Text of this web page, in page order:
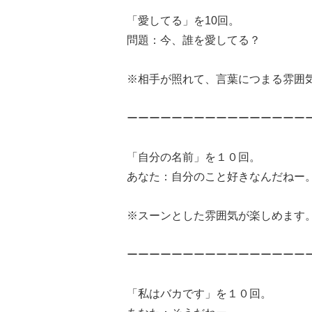
「愛してる」を10回。
問題：今、誰を愛してる？
※相手が照れて、言葉につまる雰囲
ーーーーーーーーーーーーーーーー
「自分の名前」を１０回。
あなた：自分のこと好きなんだねー。
※スーンとした雰囲気が楽しめます。
ーーーーーーーーーーーーーーーー
「私はバカです」を１０回。